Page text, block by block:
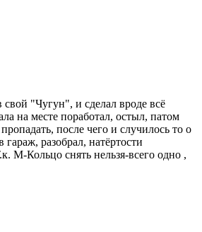
"Чугун", и сделал вроде всё
на месте поработал, остыл, патом
после чего и случилось то о
разобрал, натёртости
М-Кольцо снять нельзя-всего одно ,